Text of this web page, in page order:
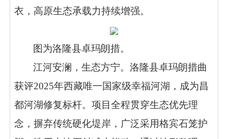
衣，高原生态承载力持续增强。
图为洛隆县卓玛朗措。
江河安澜，生态方宁。洛隆县卓玛朗措曲
获评2025年西藏唯一国家级幸福河湖，成为昌
都河湖修复标杆。项目全程贯穿生态优先理
念，摒弃传统硬化堤岸，广泛采用格宾石笼护